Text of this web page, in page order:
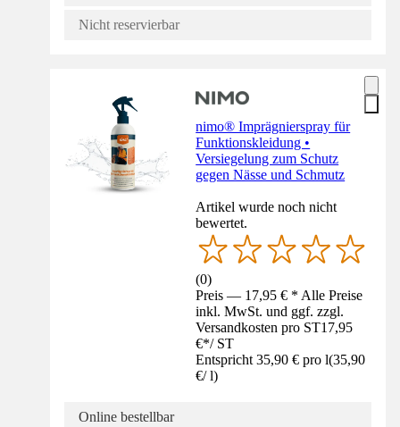
Nicht reservierbar
nimo® Imprägnierspray für
Funktionskleidung •
Versiegelung zum Schutz
gegen Nässe und Schmutz
Artikel wurde noch nicht
bewertet.
(0)
Preis — 17,95 € * Alle Preise
inkl. MwSt. und ggf. zzgl.
Versandkosten pro ST17,95
€*/ ST
Entspricht 35,90 € pro l(35,90
€/ l)
Online bestellbar